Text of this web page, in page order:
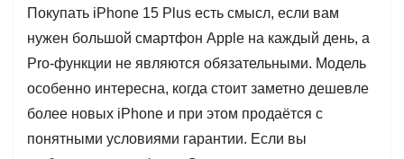
Покупать iPhone 15 Plus есть смысл, если вам
нужен большой смартфон Apple на каждый день, а
Pro-функции не являются обязательными. Модель
особенно интересна, когда стоит заметно дешевле
более новых iPhone и при этом продаётся с
понятными условиями гарантии. Если вы